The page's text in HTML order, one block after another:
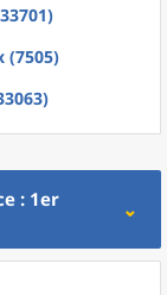
(7505)
: 1er